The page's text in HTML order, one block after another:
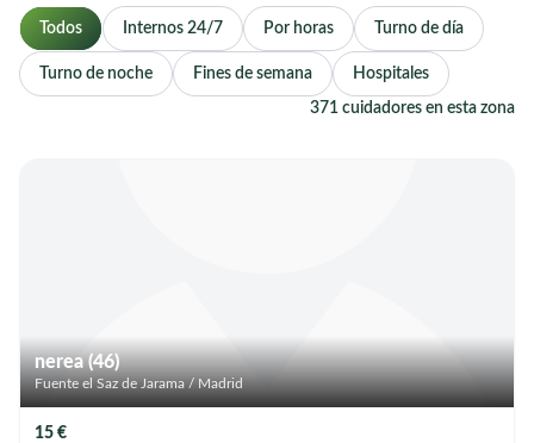
Todos Internos 24/7 Por horas Turno de día
Turno de noche Fines de semana Hospitales
371 cuidadores en esta zona
nerea (46)
Fuente el Saz de Jarama / Madrid
15 €